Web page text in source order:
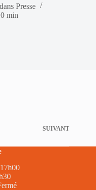
dans Presse
0 min
SUIVANT